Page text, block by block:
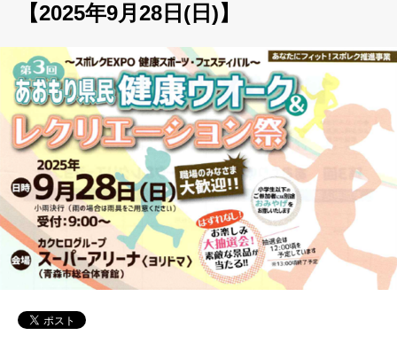
【2025年9月28日(日)】